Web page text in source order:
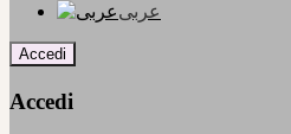
عربى
Accedi
Accedi